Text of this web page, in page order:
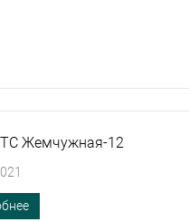
Жемчужная-12